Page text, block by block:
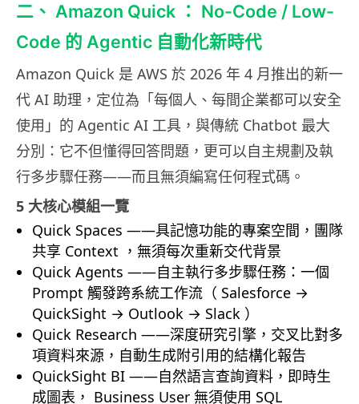
二、 Amazon Quick ： No-Code / Low-
Code 的 Agentic 自動化新時代
Amazon Quick 是 AWS 於 2026 年 4 月推出的新一
代 AI 助理，定位為「每個人、每間企業都可以安全
使用」的 Agentic AI 工具，與傳統 Chatbot 最大
分別：它不但懂得回答問題，更可以自主規劃及執
行多步驟任務——而且無須編寫任何程式碼。
5 大核心模組一覽
Quick Spaces ——具記憶功能的專案空間，團隊
共享 Context ，無須每次重新交代背景
Quick Agents ——自主執行多步驟任務：一個
Prompt 觸發跨系統工作流（ Salesforce →
QuickSight → Outlook → Slack ）
Quick Research ——深度研究引擎，交叉比對多
項資料來源，自動生成附引用的結構化報告
QuickSight BI ——自然語言查詢資料，即時生
成圖表， Business User 無須使用 SQL